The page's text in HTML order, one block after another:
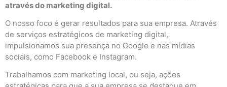
através do marketing digital.
O nosso foco é gerar resultados para sua empresa. Através
de serviços estratégicos de marketing digital,
impulsionamos sua presença no Google e nas mídias
sociais, como Facebook e Instagram.
Trabalhamos com marketing local, ou seja, ações